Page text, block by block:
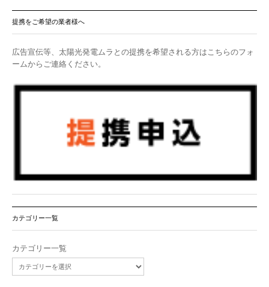
提携をご希望の業者様へ
広告宣伝等、太陽光発電ムラとの提携を希望される方はこちらのフォ
ームからご連絡ください。
カテゴリー一覧
カテゴリー一覧